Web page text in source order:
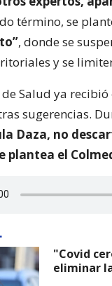
término, se
, donde se
y se
Salud ya
sugerencias.
Daza, no
plantea el
"Covid
eliminar